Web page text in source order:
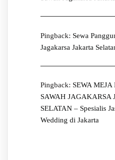
Pingback: Sewa
Jagakarsa Jakarta
Pingback: SEWA
SAWAH JAGAKARSA
SELATAN – Spesialis
Wedding di Jakarta